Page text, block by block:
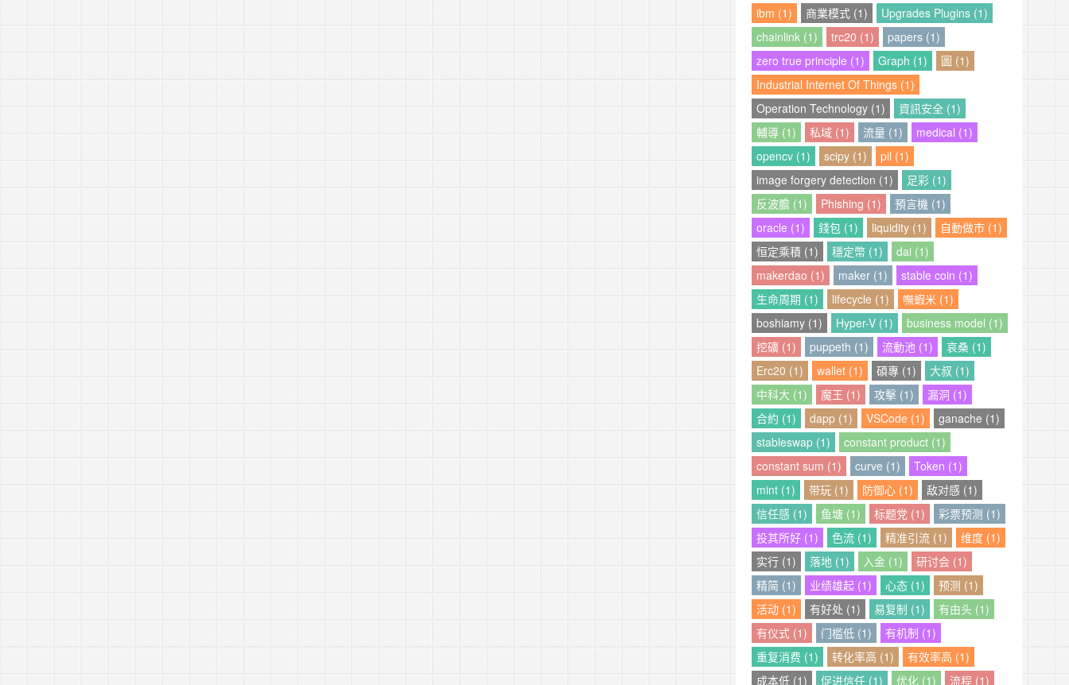
ibm (1)
商業模式 (1)
Upgrades Plugins (1)
chainlink (1)
trc20 (1)
papers (1)
zero true principle (1)
Graph (1)
圖 (1)
Industrial Internet Of Things (1)
Operation Technology (1)
資訊安全 (1)
輔導 (1)
私域 (1) 流量 (1)
medical (1)
opencv (1)
scipy (1)
pil (1)
image forgery detection (1)
足彩 (1)
反波膽 (1)
Phishing (1)
預言機 (1)
oracle (1)
錢包 (1) liquidity (1)
自動做市 (1)
恒定乘積 (1)
穩定幣 (1)
dai (1)
makerdao (1)
maker (1)
stable coin (1)
生命周期 (1)
lifecycle (1)
嘸蝦米 (1)
boshiamy (1)
Hyper-V (1)
business model (1)
挖礦 (1)
puppeth (1) 流動池 (1)
哀桑 (1)
Erc20 (1)
wallet (1) 碩專 (1)
大叔 (1)
中科大 (1)
魔王 (1) 攻擊 (1)
漏洞 (1)
合約 (1)
dapp (1) VSCode (1)
ganache (1)
stableswap (1)
constant product (1)
constant sum (1)
curve (1)
Token (1)
mint (1)
带玩 (1) 防御心 (1)
敌对感 (1)
信任感 (1)
鱼塘 (1) 标题党 (1)
彩票预测 (1)
投其所好 (1)
色流 (1) 精准引流 (1)
维度 (1)
实行 (1)
落地 (1) 入金 (1)
研讨会 (1)
精简 (1)
业绩雄起 (1) 心态 (1)
预测 (1)
活动 (1)
有好处 (1) 易复制 (1)
有由头 (1)
有仪式 (1)
门槛低 (1)
有机制 (1)
重复消费 (1)
转化率高 (1)
有效率高 (1)
成本低 (1)
促进信任 (1) 优化 (1) 流程 (1)